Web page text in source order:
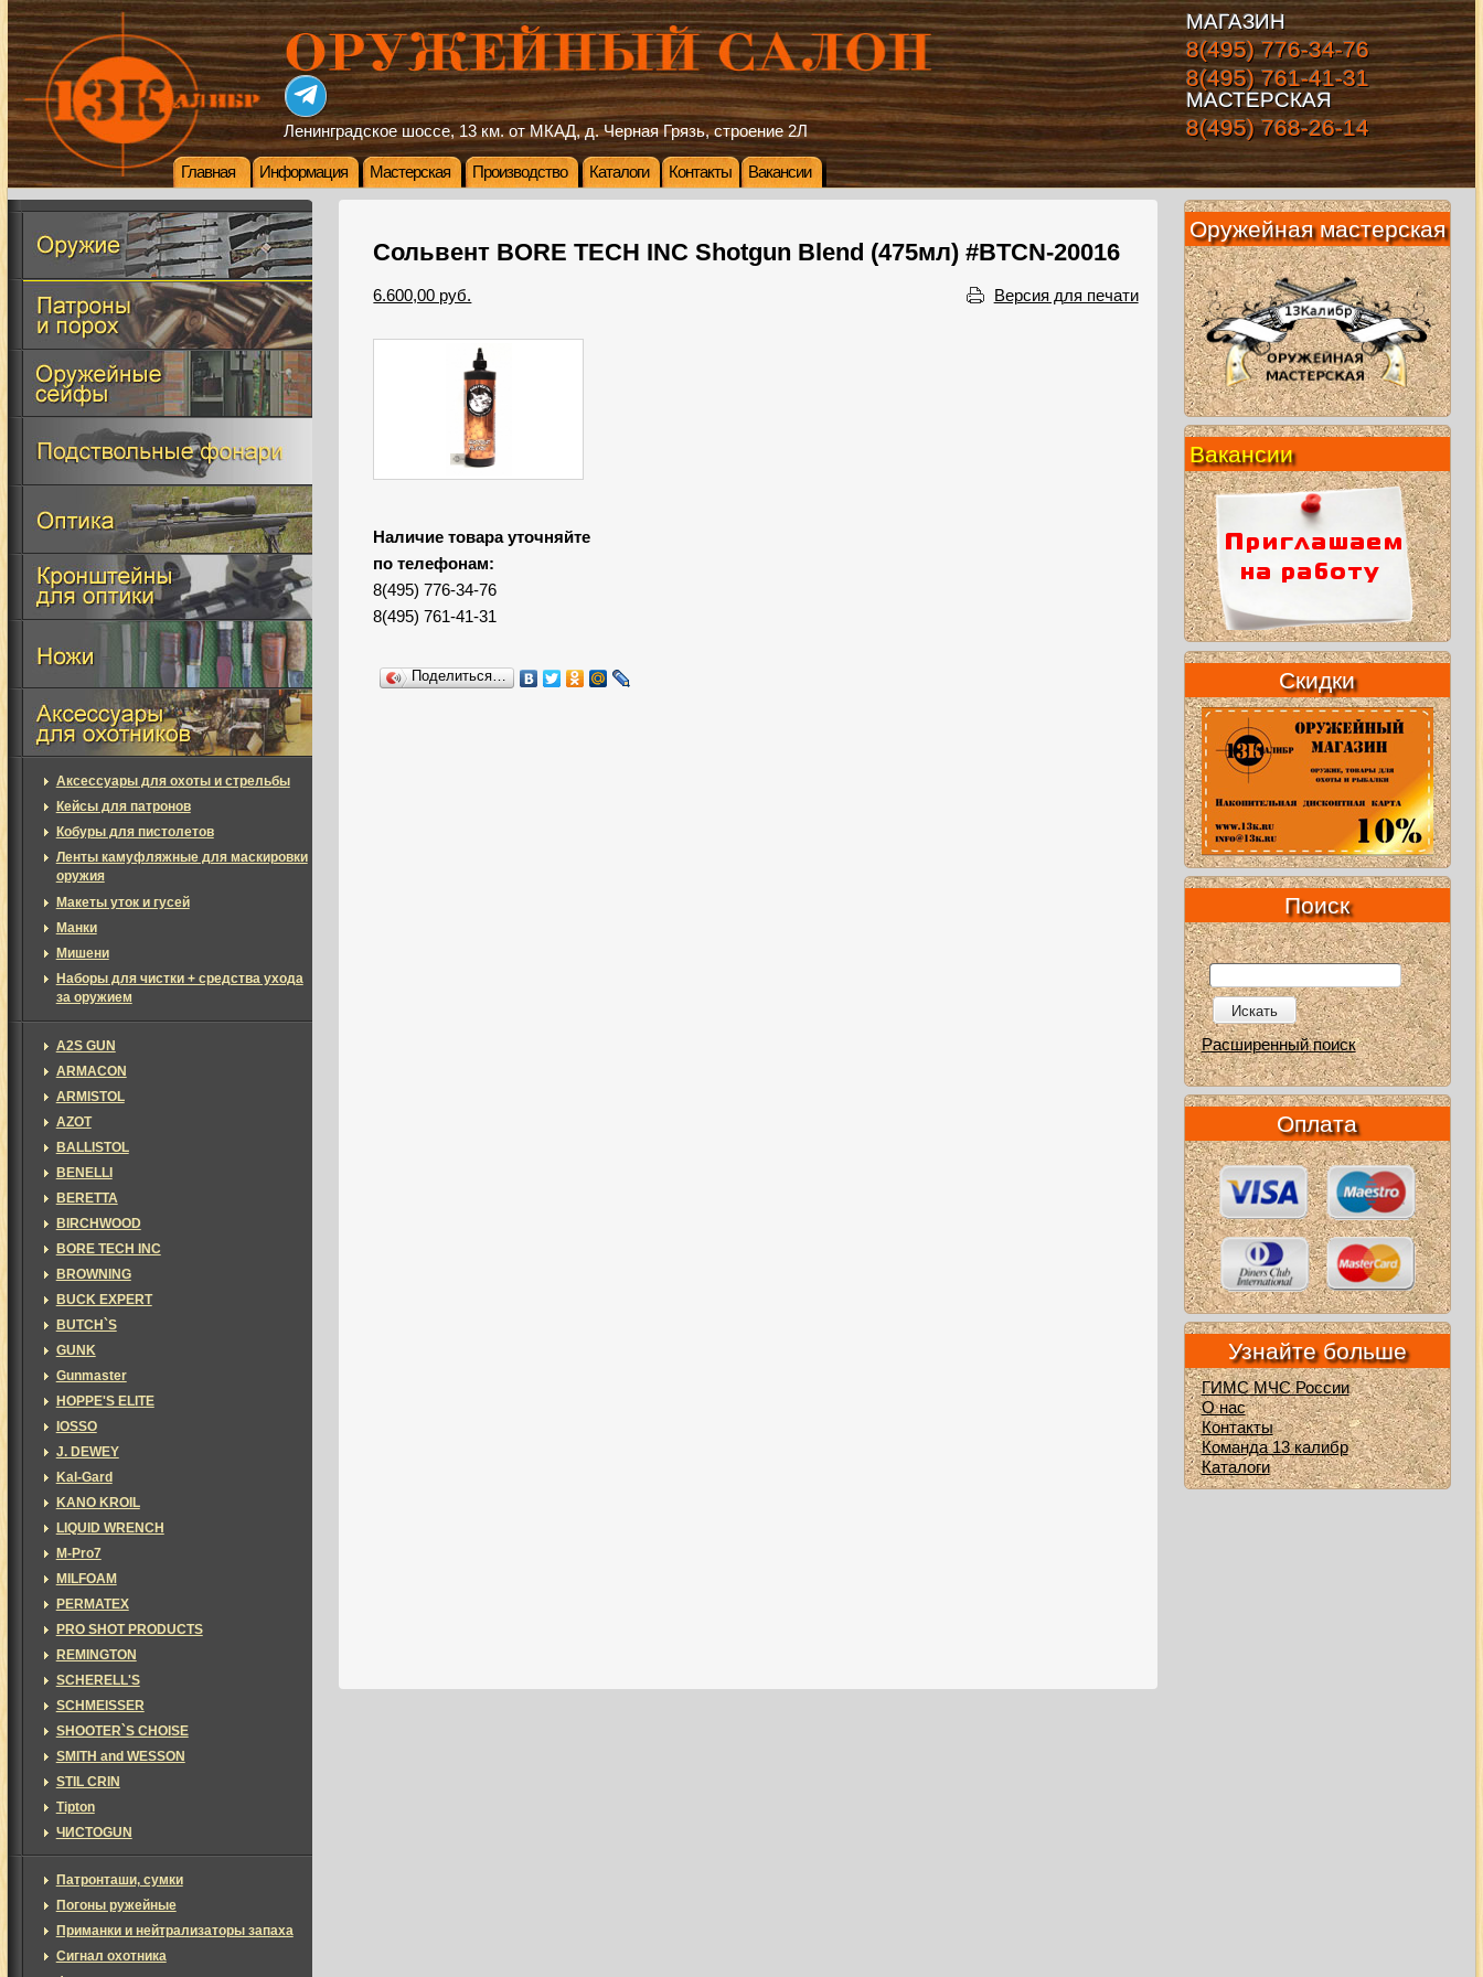
Ленинградское шоссе, 13 км. от МКАД, д. Черная Грязь, строение 2Л
МАГАЗИН
8(495) 776-34-76
8(495) 761-41-31
МАСТЕРСКАЯ
8(495) 768-26-14
Главная Информация Мастерская Производство Каталоги Контакты Вакансии
Сольвент BORE TECH INC Shotgun Blend (475мл) #BTCN-20016
Версия для печати
6.600,00 руб.
Наличие товара уточняйте
по телефонам:
8(495) 776-34-76
8(495) 761-41-31
Поделиться…
Аксессуары для охоты и стрельбы
Кейсы для патронов
Кобуры для пистолетов
Ленты камуфляжные для маскировки
оружия
Макеты уток и гусей
Манки
Мишени
Наборы для чистки + средства ухода
за оружием
A2S GUN
ARMACON
ARMISTOL
AZOT
BALLISTOL
BENELLI
BERETTA
BIRCHWOOD
BORE TECH INC
BROWNING
BUCK EXPERT
BUTCH`S
GUNK
Gunmaster
HOPPE'S ELITE
IOSSO
J. DEWEY
Kal-Gard
KANO KROIL
LIQUID WRENCH
M-Pro7
MILFOAM
PERMATEX
PRO SHOT PRODUCTS
REMINGTON
SCHERELL'S
SCHMEISSER
SHOOTER`S CHOISE
SMITH and WESSON
STIL CRIN
Tipton
ЧИСТОGUN
Патронташи, сумки
Погоны ружейные
Приманки и нейтрализаторы запаха
Сигнал охотника
Оружейная мастерская
Вакансии
Скидки
Поиск
Искать
Расширенный поиск
Оплата
Узнайте больше
ГИМС МЧС России
О нас
Контакты
Команда 13 калибр
Каталоги